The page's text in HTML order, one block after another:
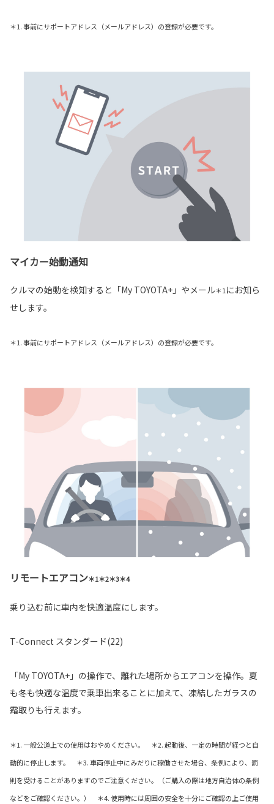
＊1. 事前にサポートアドレス（メールアドレス）の登録が必要です。
マイカー始動通知
クルマの始動を検知すると「My TOYOTA+」やメール＊1にお知ら
せします。
＊1. 事前にサポートアドレス（メールアドレス）の登録が必要です。
リモートエアコン＊1＊2＊3＊4
乗り込む前に車内を快適温度にします。
T-Connect スタンダード(22)
「My TOYOTA+」の操作で、離れた場所からエアコンを操作。夏
も冬も快適な温度で乗車出来ることに加えて、凍結したガラスの
霜取りも行えます。
＊1. 一般公道上での使用はおやめください。 ＊2. 起動後、一定の時間が経つと自
動的に停止します。 ＊3. 車両停止中にみだりに稼働させた場合、条例により、罰
則を受けることがありますのでご注意ください。（ご購入の際は地方自治体の条例
などをご確認ください。） ＊4. 使用時には周囲の安全を十分にご確認の上ご使用